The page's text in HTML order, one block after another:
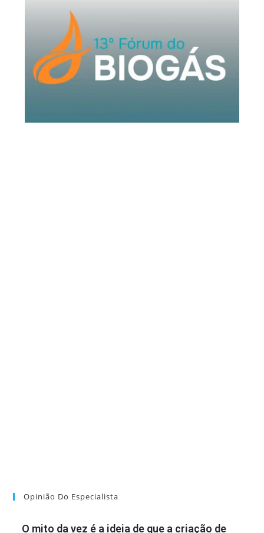
Opinião Do Especialista
O mito da vez é a ideia de que a criação de